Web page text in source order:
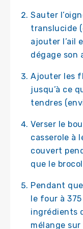
Sauter
translucide
ajouter l’ail
dégage son
Ajouter les
jusqu’à ce
tendres
Verser le
casserole à
couvert
que le
Pendant
le four à
ingrédients
mélange